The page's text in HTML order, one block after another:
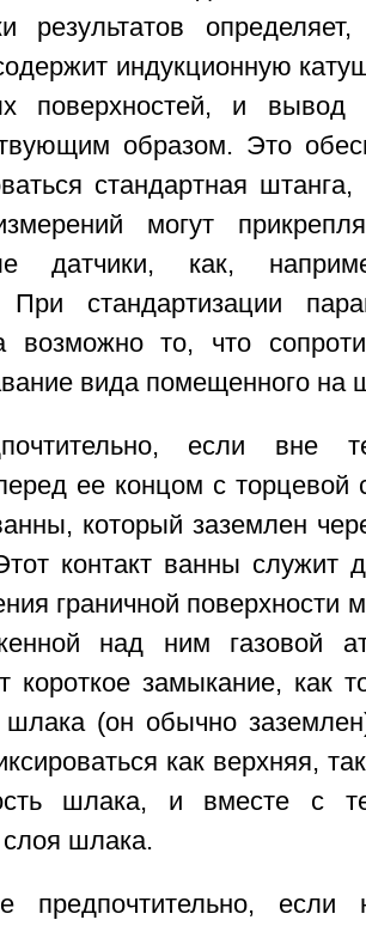
результатов
индукционную
поверхностей, и вывод
образом. Это
стандартная
могут
датчики, как,
При стандартизации
возможно то, что
вида помещенного на
если вне
ее концом с торцевой
который заземлен
контакт ванны служит
граничной
над ним газовой
короткое замыкание, как
шлака (он обычно
как верхняя,
шлака, и вместе с
шлака.
предпочтительно, если